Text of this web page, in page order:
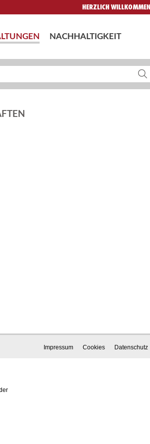
HERZLICH WILLKOMMEN
NACHHALTIGKEIT
Impressum Cookies Datenschutz